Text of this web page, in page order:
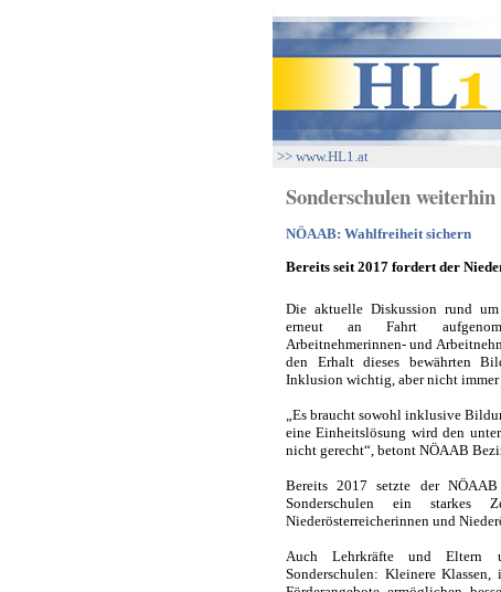
>> www.HL1.at
Sonderschulen
NÖAAB: Wahlfreiheit sichern
Bereits seit 2017 fordert der
Die aktuelle Diskussion rund
erneut an Fahrt
Arbeitnehmerinnen- und
den Erhalt dieses bewährten
Inklusion wichtig, aber nicht
„Es braucht sowohl inklusive
eine Einheitslösung wird den
nicht gerecht“, betont NÖAAB
Bereits 2017 setzte der
Sonderschulen ein starkes
Niederösterreicherinnen und
Auch Lehrkräfte und Eltern
Sonderschulen: Kleinere